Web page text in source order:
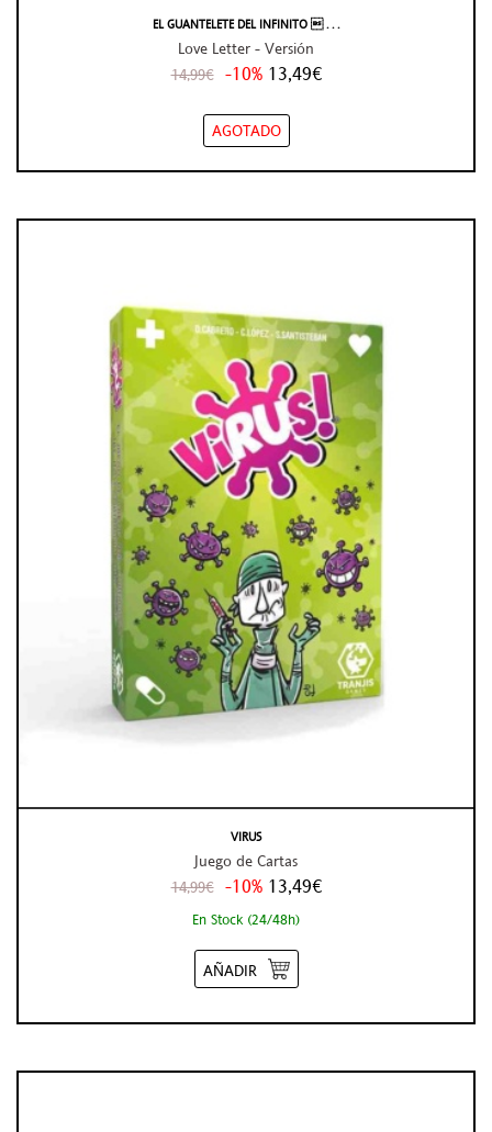
EL GUANTELETE DEL INFINITO  . . .
Love Letter - Versión
14,99€ -10% 13,49€
AGOTADO
VIRUS
Juego de Cartas
14,99€ -10% 13,49€
En Stock (24/48h)
AÑADIR